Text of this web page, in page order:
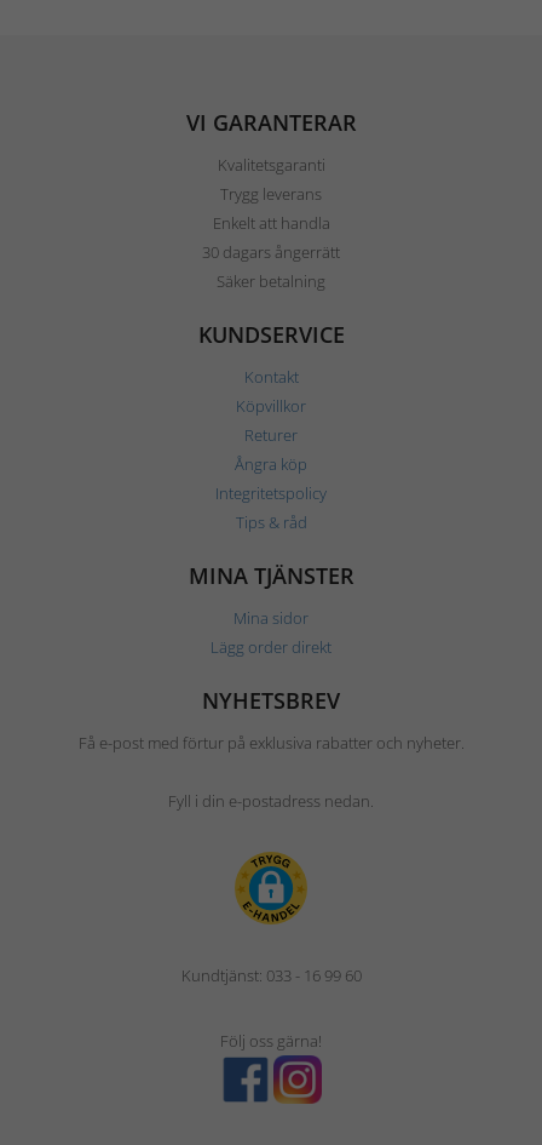
VI GARANTERAR
Kvalitetsgaranti
Trygg leverans
Enkelt att handla
30 dagars ångerrätt
Säker betalning
KUNDSERVICE
Kontakt
Köpvillkor
Returer
Ångra köp
Integritetspolicy
Tips & råd
MINA TJÄNSTER
Mina sidor
Lägg order direkt
NYHETSBREV
Få e-post med förtur på exklusiva rabatter och nyheter.
Fyll i din e-postadress nedan.
Kundtjänst: 033 - 16 99 60
Följ oss gärna!